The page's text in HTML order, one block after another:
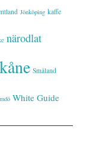
Jönköping kaffe
närodlat
Småland
White Guide